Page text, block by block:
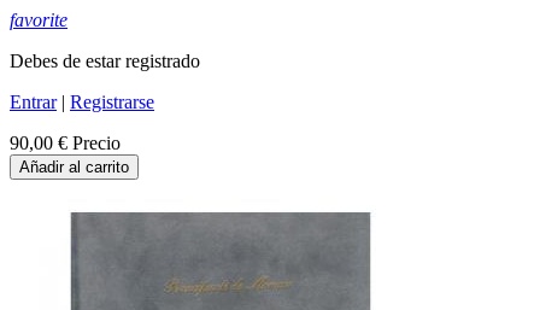
favorite
Debes de estar registrado
Entrar| Registrarse
90,00 € Precio
Añadir al carrito